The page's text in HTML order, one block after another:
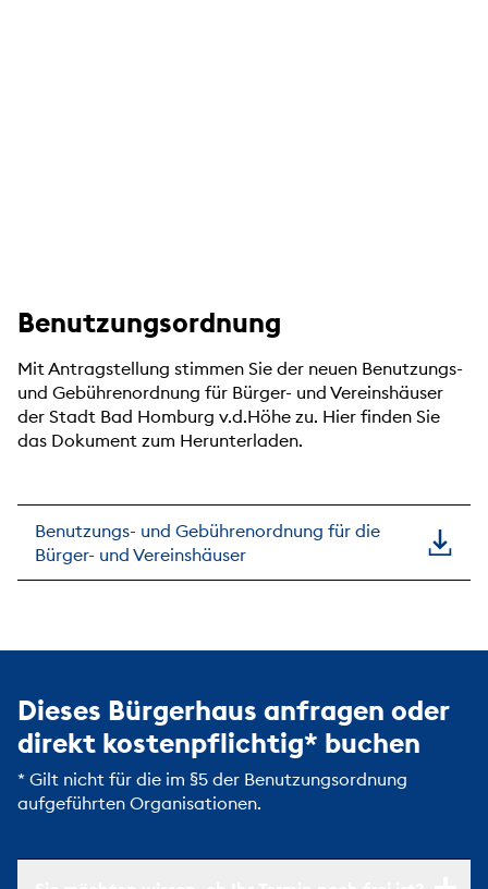
Benutzungsordnung
Mit Antragstellung stimmen Sie der neuen Benutzungs-
und Gebührenordnung für Bürger- und Vereinshäuser
der Stadt Bad Homburg v.d.Höhe zu. Hier finden Sie
das Dokument zum Herunterladen.
Benutzungs- und Gebührenordnung für die
Bürger- und Vereinshäuser
Dieses Bürgerhaus anfragen oder
direkt kostenpflichtig* buchen
* Gilt nicht für die im §5 der Benutzungsordnung
aufgeführten Organisationen.